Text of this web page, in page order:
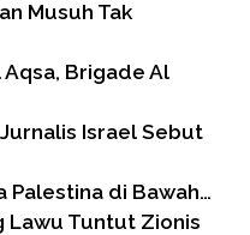
Musuh Tak
Aqsa, Brigade Al
Israel Sebut
Palestina di Bawah…
Lawu Tuntut Zionis